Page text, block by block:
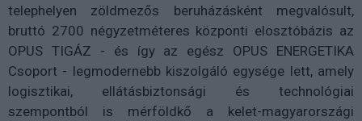
telephelyen zöldmezős beruházásként megvalósult,
bruttó 2700 négyzetméteres központi elosztóbázis az
OPUS TIGÁZ - és így az egész OPUS ENERGETIKA
Csoport - legmodernebb kiszolgáló egysége lett, amely
logisztikai, ellátásbiztonsági és technológiai
szempontból is mérföldkő a kelet-magyarországi